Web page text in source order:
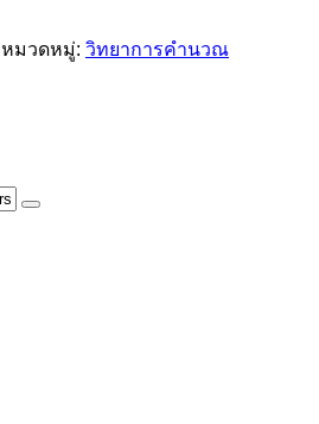
หมวดหมู่: วิทยาการคำนวณ